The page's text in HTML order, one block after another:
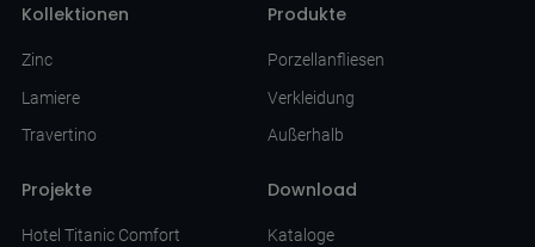
Kollektionen
Zinc
Lamiere
Travertino
Produkte
Porzellanfliesen
Verkleidung
Außerhalb
Projekte
Hotel Titanic Comfort
Download
Kataloge